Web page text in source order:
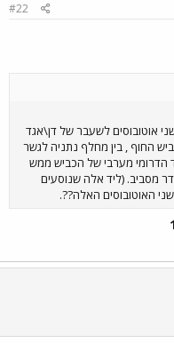
#22
אוטובוסים לשעבר של דן\אגד
החוף , בין מחלף נתניה לגשר
הדרומי מערבי של הכביש ממש
מסביב. (ליד אלה שנוסעים
האוטובוסים האלה??.